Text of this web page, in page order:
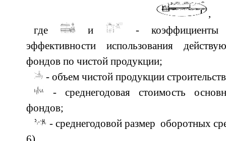
,
где
и
- коэффициенты
эффективности использования
фондов по чистой продукции;
- объем чистой продукции
- среднегодовая стоимость
фондов;
- среднегодовой размер оборотных